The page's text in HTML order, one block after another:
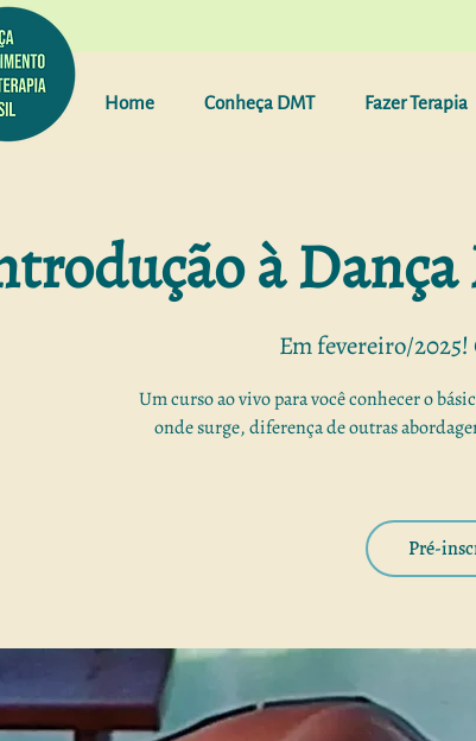
Home Conheça DMT Fazer Terapia
à
Em fevereiro/
Um curso ao vivo para você conhecer o
onde surge, diferença de outras
Pré-